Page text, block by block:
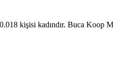
kişisi kadındır. Buca Koop